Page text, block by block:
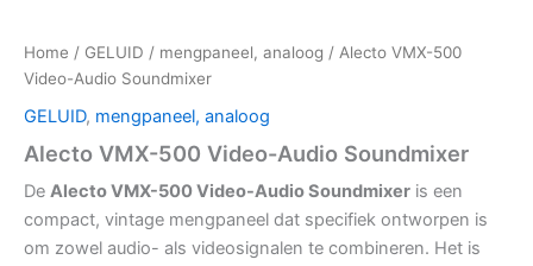
Home / GELUID / mengpaneel, analoog / Alecto VMX-500
Video-Audio Soundmixer
GELUID, mengpaneel, analoog
Alecto VMX-500 Video-Audio Soundmixer
De Alecto VMX-500 Video-Audio Soundmixer is een
compact, vintage mengpaneel dat specifiek ontworpen is
om zowel audio- als videosignalen te combineren. Het is